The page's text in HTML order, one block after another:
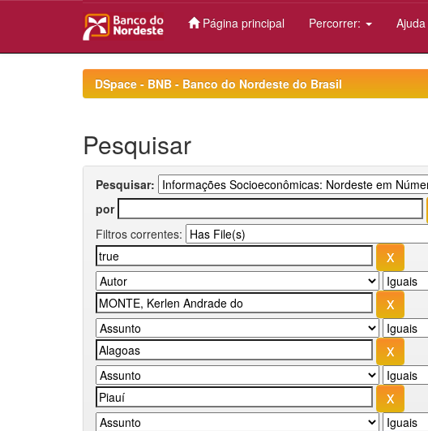
Página principal Percorrer: Ajuda
DSpace - BNB - Banco do Nordeste do Brasil
Pesquisar
Pesquisar:
por
Filtros correntes: